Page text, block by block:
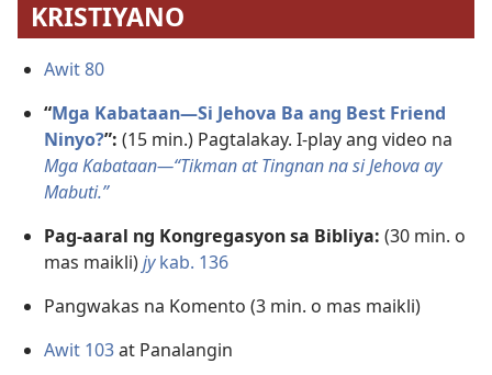
KRISTIYANO
Awit 80
“Mga Kabataan—Si Jehova Ba ang Best Friend
Ninyo?”: (15 min.) Pagtalakay. I-play ang video na
Mga Kabataan—“Tikman at Tingnan na si Jehova ay
Mabuti.”
Pag-aaral ng Kongregasyon sa Bibliya: (30 min. o
mas maikli)jykab. 136
Pangwakas na Komento (3 min. o mas maikli)
Awit 103at Panalangin